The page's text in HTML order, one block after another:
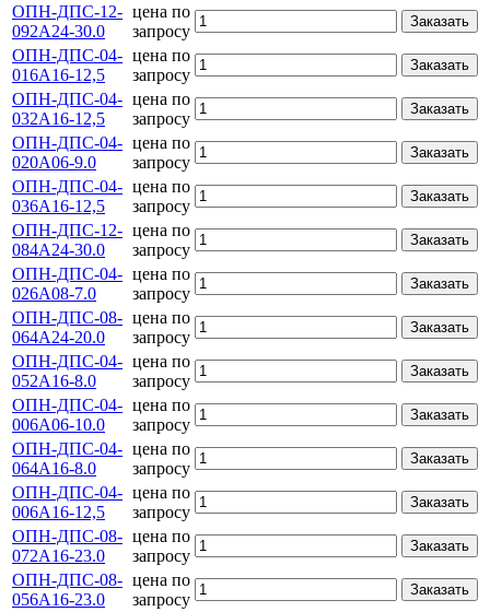
ОПН-ДПС-12-
092А24-30.0
цена по
запросу
Заказать
ОПН-ДПС-04-
016А16-12,5
цена по
запросу
Заказать
ОПН-ДПС-04-
032А16-12,5
цена по
запросу
Заказать
ОПН-ДПС-04-
020А06-9.0
цена по
запросу
Заказать
ОПН-ДПС-04-
036А16-12,5
цена по
запросу
Заказать
ОПН-ДПС-12-
084А24-30.0
цена по
запросу
Заказать
ОПН-ДПС-04-
026А08-7.0
цена по
запросу
Заказать
ОПН-ДПС-08-
064А24-20.0
цена по
запросу
Заказать
ОПН-ДПС-04-
052А16-8.0
цена по
запросу
Заказать
ОПН-ДПС-04-
006А06-10.0
цена по
запросу
Заказать
ОПН-ДПС-04-
064А16-8.0
цена по
запросу
Заказать
ОПН-ДПС-04-
006А16-12,5
цена по
запросу
Заказать
ОПН-ДПС-08-
072А16-23.0
цена по
запросу
Заказать
ОПН-ДПС-08-
056А16-23.0
цена по
запросу
Заказать